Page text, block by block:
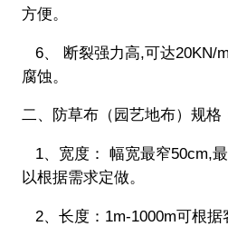
方便。
6、 断裂强力高,可达20KN/
腐蚀。
二、防草布（园艺地布）规格
1、宽度： 幅宽最窄50cm,
以根据需求定做。
2、长度：1m-1000m可根据